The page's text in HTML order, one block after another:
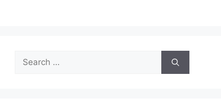
Search
for: